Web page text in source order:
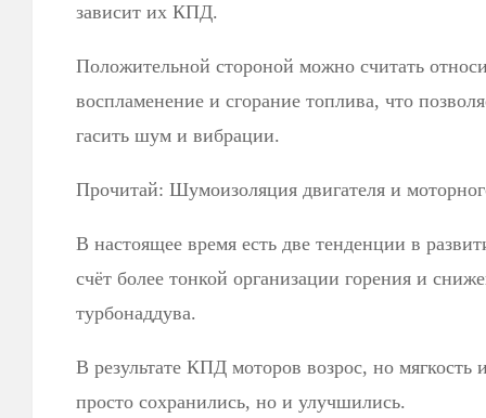
зависит их КПД.
Положительной стороной можно считать
воспламенение и сгорание топлива, что
гасить шум и вибрации.
Прочитай: Шумоизоляция двигателя и
В настоящее время есть две тенденции в
счёт более тонкой организации горения и
турбонаддува.
В результате КПД моторов возрос, но мягкость
просто сохранились, но и улучшились.